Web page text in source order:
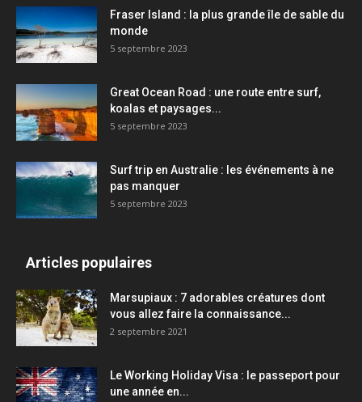
Fraser Island : la plus grande île de sable du
monde
5 septembre 2023
Great Ocean Road : une route entre surf,
koalas et paysages...
5 septembre 2023
Surf trip en Australie : les événements à ne
pas manquer
5 septembre 2023
Articles populaires
Marsupiaux : 7 adorables créatures dont
vous allez faire la connaissance...
2 septembre 2021
Le Working Holiday Visa : le passeport pour
une année en...